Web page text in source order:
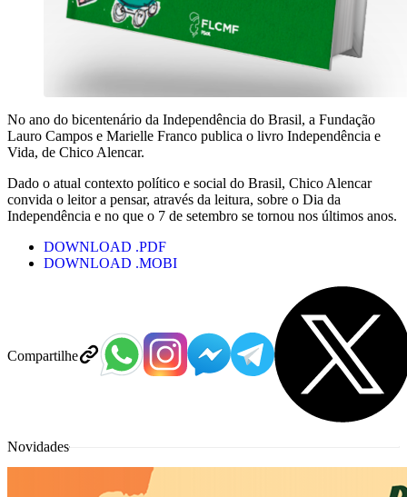
Compartilhe
No ano do bicentenário da Independência do Brasil, a Fundação
Lauro Campos e Marielle Franco publica o livro Independência e
Vida, de Chico Alencar.
Dado o atual contexto político e social do Brasil, Chico Alencar
convida o leitor a pensar, através da leitura, sobre o Dia da
Independência e no que o 7 de setembro se tornou nos últimos anos.
DOWNLOAD .PDF
DOWNLOAD .MOBI
Novidades